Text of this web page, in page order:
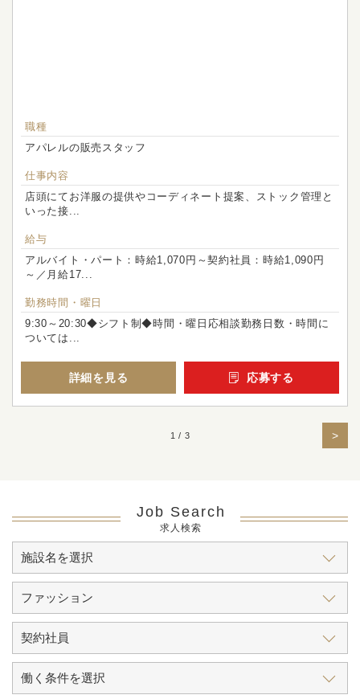
職種
アパレルの販売スタッフ
仕事内容
店頭にてお洋服の提供やコーディネート提案、ストック管理と
いった接...
給与
アルバイト・パート：時給1,070円～契約社員：時給1,090円
～／月給17...
勤務時間・曜日
9:30～20:30◆シフト制◆時間・曜日応相談勤務日数・時間に
ついては...
詳細を見る 応募する
1 / 3 >
Job Search
求人検索